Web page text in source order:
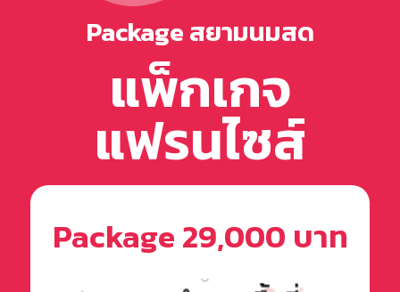
Package สยามนมสด
แพ็กเกจ
แฟรนไซส์
Package 29,000 บาท